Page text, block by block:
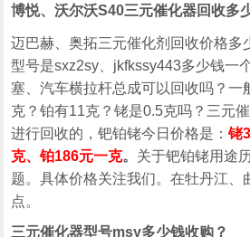
博悦、沃尔沃S40三元催化器回收多
迈巴赫、奥拓三元催化剂回收价格多
型号是sxz2sy、jkfkssy443多少钱一
塞、汽车横拉杆总成可以回收吗？一
克？铂有11克？铑是0.5克吗？三元
进行回收的，钯铂铑今日价格是：铑
克、铂186元一克。 关于钯铂铑用途
题。具体价格关注我们。在牡丹江、
点。
三元催化器型号msy多少钱收购？